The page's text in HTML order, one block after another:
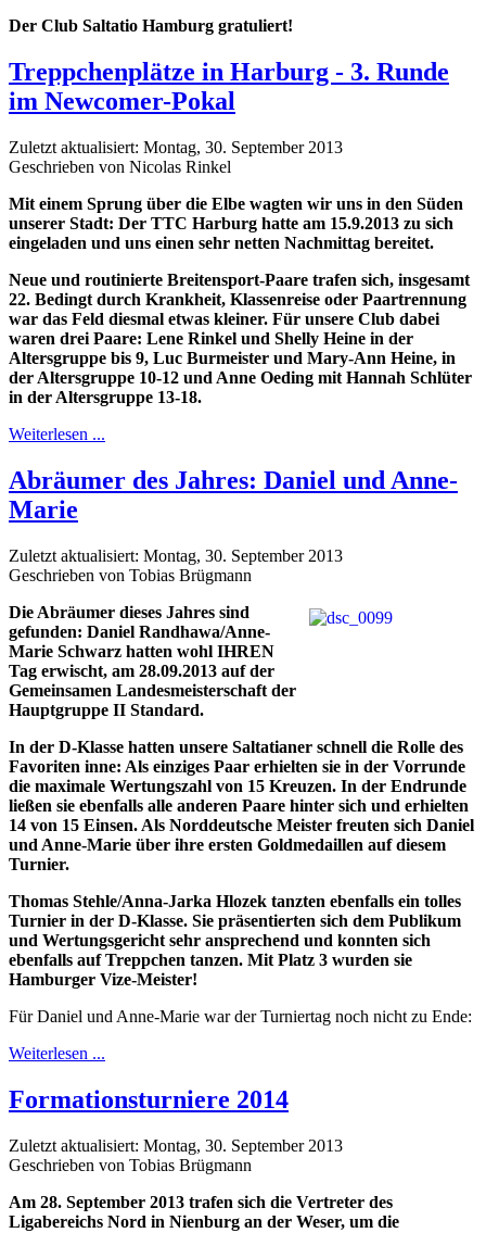
Der Club Saltatio Hamburg gratuliert!
Treppchenplätze in Harburg - 3. Runde
im Newcomer-Pokal
Zuletzt aktualisiert: Montag, 30. September 2013
Geschrieben von Nicolas Rinkel
Mit einem Sprung über die Elbe wagten wir uns in den Süden
unserer Stadt: Der TTC Harburg hatte am 15.9.2013 zu sich
eingeladen und uns einen sehr netten Nachmittag bereitet.
Neue und routinierte Breitensport-Paare trafen sich, insgesamt
22. Bedingt durch Krankheit, Klassenreise oder Paartrennung
war das Feld diesmal etwas kleiner. Für unsere Club dabei
waren drei Paare: Lene Rinkel und Shelly Heine in der
Altersgruppe bis 9, Luc Burmeister und Mary-Ann Heine, in
der Altersgruppe 10-12 und Anne Oeding mit Hannah Schlüter
in der Altersgruppe 13-18.
Weiterlesen ...
Abräumer des Jahres: Daniel und Anne-
Marie
Zuletzt aktualisiert: Montag, 30. September 2013
Geschrieben von Tobias Brügmann
Die Abräumer dieses Jahres sind
gefunden: Daniel Randhawa/Anne-
Marie Schwarz hatten wohl IHREN
Tag erwischt, am 28.09.2013 auf der
Gemeinsamen Landesmeisterschaft der
Hauptgruppe II Standard.
In der D-Klasse hatten unsere Saltatianer schnell die Rolle des
Favoriten inne: Als einziges Paar erhielten sie in der Vorrunde
die maximale Wertungszahl von 15 Kreuzen. In der Endrunde
ließen sie ebenfalls alle anderen Paare hinter sich und erhielten
14 von 15 Einsen. Als Norddeutsche Meister freuten sich Daniel
und Anne-Marie über ihre ersten Goldmedaillen auf diesem
Turnier.
Thomas Stehle/Anna-Jarka Hlozek tanzten ebenfalls ein tolles
Turnier in der D-Klasse. Sie präsentierten sich dem Publikum
und Wertungsgericht sehr ansprechend und konnten sich
ebenfalls auf Treppchen tanzen. Mit Platz 3 wurden sie
Hamburger Vize-Meister!
Für Daniel und Anne-Marie war der Turniertag noch nicht zu Ende:
Weiterlesen ...
Formationsturniere 2014
Zuletzt aktualisiert: Montag, 30. September 2013
Geschrieben von Tobias Brügmann
Am 28. September 2013 trafen sich die Vertreter des
Ligabereichs Nord in Nienburg an der Weser, um die